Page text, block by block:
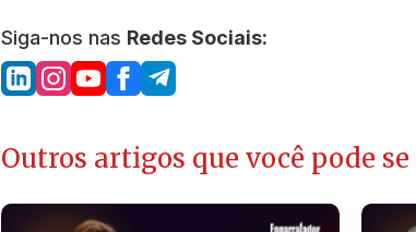
Siga-nos nas Redes Sociais:
Outros artigos que você pode